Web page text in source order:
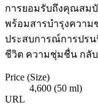
การยอมรับถึงคุณสม
พร้อมสารบำรุงควา
ประสบการณ์การปร
ชีวิต ความชุ่มชื่น กลั
Price (Size)
4,600 (50 ml)
URL